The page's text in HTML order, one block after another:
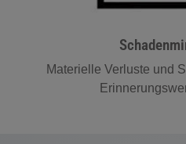
Materielle Verluste und